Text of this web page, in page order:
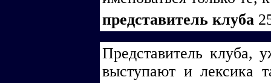
представитель клуба
Представитель клуба,
выступают и лексика